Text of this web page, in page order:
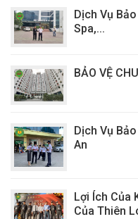
Dịch Vụ
Spa,...
BẢO VỆ
Dịch Vụ
An
Lợi Ích Của
Của Thiên